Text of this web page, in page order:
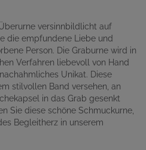
versinnbildlicht auf
die empfundene Liebe und
Person. Die Graburne wird in
Verfahren liebevoll von Hand
Unikat. Diese
stilvollen Band versehen, an
in das Grab gesenkt
Sie diese schöne Schmuckurne,
Begleitherz in unserem